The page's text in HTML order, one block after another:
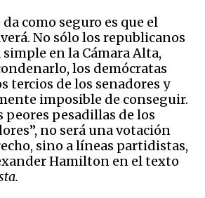
como seguro es que el
No sólo los republicanos
en la Cámara Alta,
los demócratas
tercios de los senadores y
imposible de conseguir.
peores pesadillas de los
no será una votación
sino a líneas partidistas,
Hamilton en el texto